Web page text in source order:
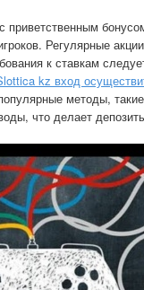
приветственным
Регулярные
к ставкам
kz вход
методы,
что делает